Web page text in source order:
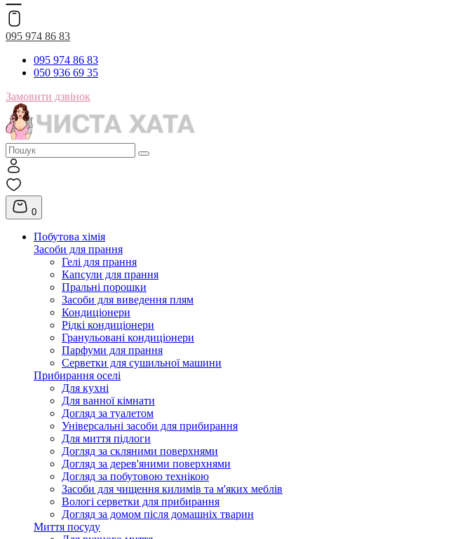
095 974 86 83
095 974 86 83
050 936 69 35
Замовити дзвінок
0
Побутова хімія
Засоби для прання
Гелі для прання
Капсули для прання
Пральні порошки
Засоби для виведення плям
Кондиціонери
Рідкі кондиціонери
Гранульовані кондиціонери
Парфуми для прання
Серветки для сушильної машини
Прибирання оселі
Для кухні
Для ванної кімнати
Догляд за туалетом
Універсальні засоби для прибирання
Для миття підлоги
Догляд за скляними поверхнями
Догляд за дерев'яними поверхнями
Догляд за побутовою технікою
Засоби для чищення килимів та м'яких меблів
Вологі серветки для прибирання
Догляд за домом після домашніх тварин
Миття посуду